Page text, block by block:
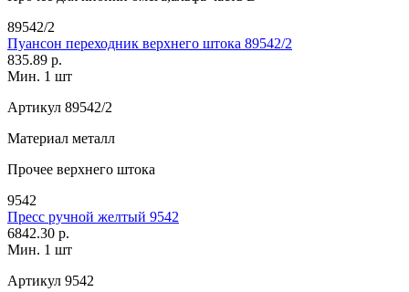
89542/2
Пуансон переходник верхнего штока 89542/2
835.89 р.
Мин. 1 шт
Артикул 89542/2
Материал металл
Прочее верхнего штока
9542
Пресс ручной желтый 9542
6842.30 р.
Мин. 1 шт
Артикул 9542